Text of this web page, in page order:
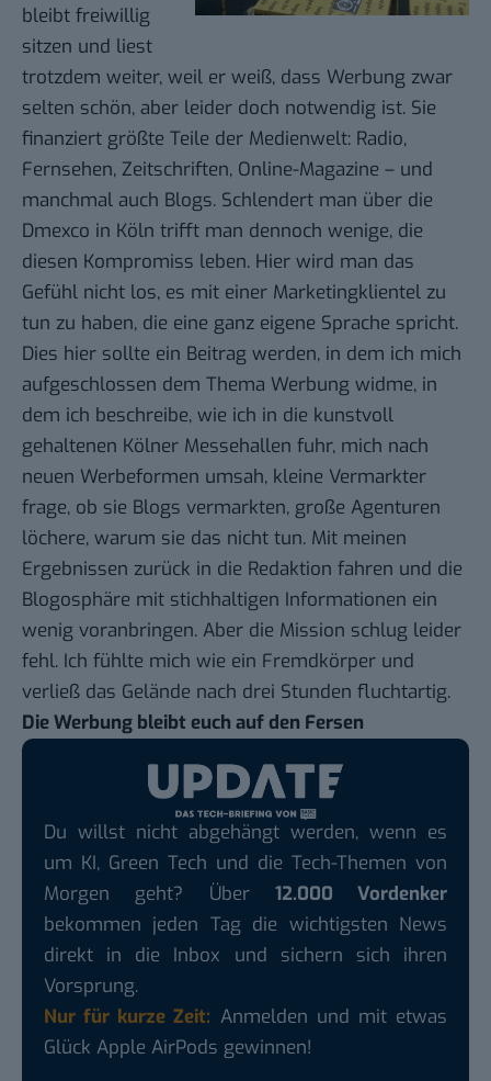
bleibt freiwillig
sitzen und liest
trotzdem weiter, weil er weiß, dass Werbung zwar
selten schön, aber leider doch notwendig ist. Sie
finanziert größte Teile der Medienwelt: Radio,
Fernsehen, Zeitschriften, Online-Magazine – und
manchmal auch Blogs. Schlendert man über die
Dmexco in Köln trifft man dennoch wenige, die
diesen Kompromiss leben. Hier wird man das
Gefühl nicht los, es mit einer Marketingklientel zu
tun zu haben, die eine ganz eigene Sprache spricht.
Dies hier sollte ein Beitrag werden, in dem ich mich
aufgeschlossen dem Thema Werbung widme, in
dem ich beschreibe, wie ich in die kunstvoll
gehaltenen Kölner Messehallen fuhr, mich nach
neuen Werbeformen umsah, kleine Vermarkter
frage, ob sie Blogs vermarkten, große Agenturen
löchere, warum sie das nicht tun. Mit meinen
Ergebnissen zurück in die Redaktion fahren und die
Blogosphäre mit stichhaltigen Informationen ein
wenig voranbringen. Aber die Mission schlug leider
fehl. Ich fühlte mich wie ein Fremdkörper und
verließ das Gelände nach drei Stunden fluchtartig.
Die Werbung bleibt euch auf den Fersen
Du willst nicht abgehängt werden, wenn es
um KI, Green Tech und die Tech-Themen von
Morgen geht? Über 12.000 Vordenker
bekommen jeden Tag die wichtigsten News
direkt in die Inbox und sichern sich ihren
Vorsprung.
Nur für kurze Zeit: Anmelden und mit etwas
Glück Apple AirPods gewinnen!